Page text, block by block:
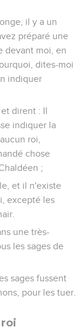
il y a un
préparé une
devant moi, en
dites-moi
indiquer
dirent : Il
indiquer la
roi,
chose
;
et il n'existe
excepté les
une très-
les sages de
sages fussent
pour les tuer.